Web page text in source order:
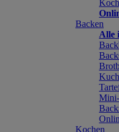
Backen
Alle
Kochen